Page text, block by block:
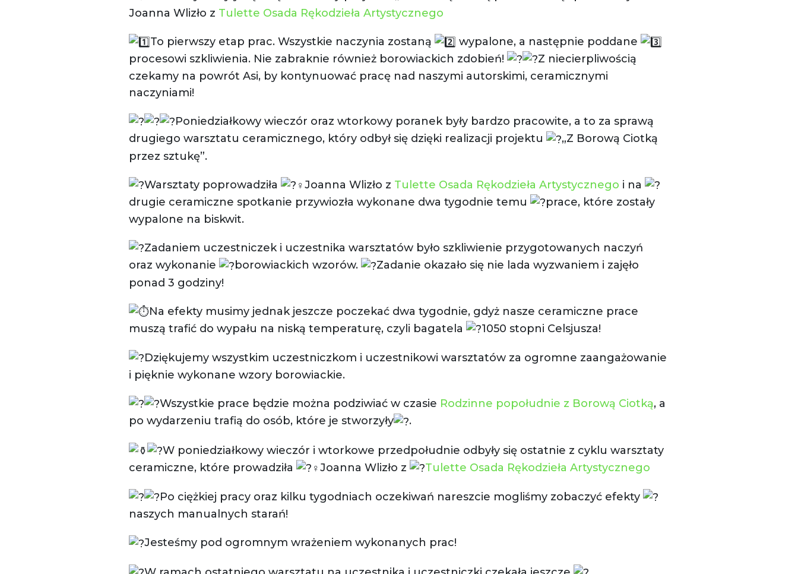
Joanna Wlizło z Tulette Osada Rękodzieła Artystycznego
To pierwszy etap prac. Wszystkie naczynia zostaną
wypalone, a następnie poddane
procesowi szkliwienia. Nie zabraknie również borowiackich zdobień!
Z niecierpliwością
czekamy na powrót Asi, by kontynuować pracę nad naszymi autorskimi, ceramicznymi
naczyniami!
Poniedziałkowy wieczór oraz wtorkowy poranek były bardzo pracowite, a to za sprawą
drugiego warsztatu ceramicznego, który odbył się dzięki realizacji projektu
„Z Borową Ciotką
przez sztukę”.
Warsztaty poprowadziła Joanna Wlizło z Tulette Osada Rękodzieła Artystycznego i na
drugie ceramiczne spotkanie przywiozła wykonane dwa tygodnie temu
prace, które zostały
wypalone na biskwit.
Zadaniem uczestniczek i uczestnika warsztatów było szkliwienie przygotowanych naczyń
oraz wykonanie
borowiackich wzorów.
Zadanie okazało się nie lada wyzwaniem i zajęło
ponad 3 godziny!
Na efekty musimy jednak jeszcze poczekać dwa tygodnie, gdyż nasze ceramiczne prace
muszą trafić do wypału na niską temperaturę, czyli bagatela
1050 stopni Celsjusza!
Dziękujemy wszystkim uczestniczkom i uczestnikowi warsztatów za ogromne zaangażowanie
i pięknie wykonane wzory borowiackie.
Wszystkie prace będzie można podziwiać w czasie Rodzinne popołudnie z Borową Ciotką, a
po wydarzeniu trafią do osób, które je stworzyły
.
W poniedziałkowy wieczór i wtorkowe przedpołudnie odbyły się ostatnie z cyklu warsztaty
ceramiczne, które prowadziła
Joanna Wlizło z Tulette Osada Rękodzieła Artystycznego
Po ciężkiej pracy oraz kilku tygodniach oczekiwań nareszcie mogliśmy zobaczyć efekty
naszych manualnych starań!
Jesteśmy pod ogromnym wrażeniem wykonanych prac!